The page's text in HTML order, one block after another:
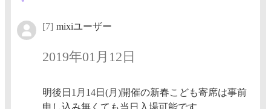
[7] mixiユーザー
2019年01月12日
明後日1月14日(月)開催の新春こども寄席は事前
申し込み無くても当日入場可能です。